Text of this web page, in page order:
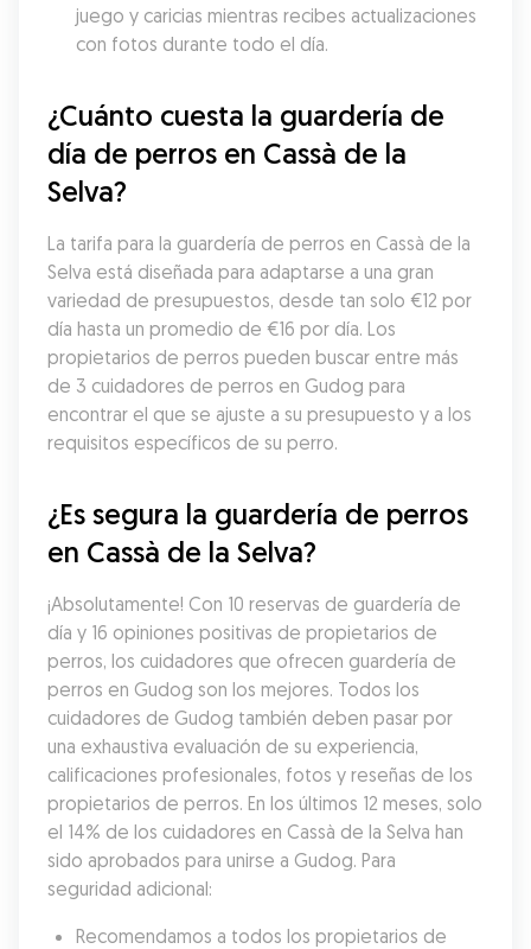
juego y caricias mientras recibes actualizaciones
con fotos durante todo el día.
¿Cuánto cuesta la guardería de
día de perros en Cassà de la
Selva?
La tarifa para la guardería de perros en Cassà de la
Selva está diseñada para adaptarse a una gran
variedad de presupuestos, desde tan solo €12 por
día hasta un promedio de €16 por día. Los
propietarios de perros pueden buscar entre más
de 3 cuidadores de perros en Gudog para
encontrar el que se ajuste a su presupuesto y a los
requisitos específicos de su perro.
¿Es segura la guardería de perros
en Cassà de la Selva?
¡Absolutamente! Con 10 reservas de guardería de
día y 16 opiniones positivas de propietarios de
perros, los cuidadores que ofrecen guardería de
perros en Gudog son los mejores. Todos los
cuidadores de Gudog también deben pasar por
una exhaustiva evaluación de su experiencia,
calificaciones profesionales, fotos y reseñas de los
propietarios de perros. En los últimos 12 meses, solo
el 14% de los cuidadores en Cassà de la Selva han
sido aprobados para unirse a Gudog. Para
seguridad adicional:
Recomendamos a todos los propietarios de